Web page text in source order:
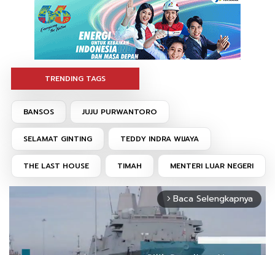
TRENDING TAGS
BANSOS JUJU PURWANTORO
SELAMAT GINTING TEDDY INDRA WIJAYA
THE LAST HOUSE TIMAH MENTERI LUAR NEGERI
arrow_forward_ios Baca Selengkapnya